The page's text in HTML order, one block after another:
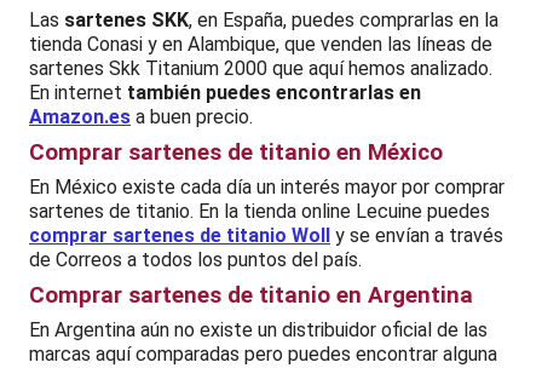
Las sartenes SKK, en España, puedes comprarlas en la
tienda Conasi y en Alambique, que venden las líneas de
sartenes Skk Titanium 2000 que aquí hemos analizado.
En internet también puedes encontrarlas en
Amazon.es a buen precio.
Comprar sartenes de titanio en México
En México existe cada día un interés mayor por comprar
sartenes de titanio. En la tienda online Lecuine puedes
comprar sartenes de titanio Woll
y se envían a través
de Correos a todos los puntos del país.
Comprar sartenes de titanio en Argentina
En Argentina aún no existe un distribuidor oficial de las
marcas aquí comparadas pero puedes encontrar alguna